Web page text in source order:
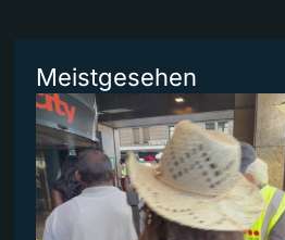
Meistgesehen